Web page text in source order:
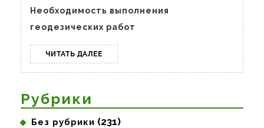
Необходимость выполнения
геодезических работ
ЧИТАТЬ ДАЛЕЕ ЧИТАТЬ
ДАЛЕЕ
Рубрики
Без рубрики (231)